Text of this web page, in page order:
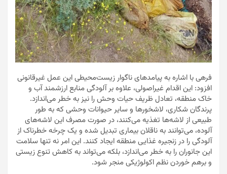
فرهی با اشاره به پیامدهای ناگوار زیست‌محیطی این عمل غیرقانونی
افزود: این اقدام غیراصولی، علاوه بر آلودگی منابع ارزشمند آب و
خاک منطقه، تعادل ظریف حیات وحش را نیز به خطر می‌اندازد.
پرندگان شکاری، لاشخورها و سایر حیوانات وحشی که به طور
طبیعی از لاشه‌ها تغذیه می‌کنند، در صورت مصرف این لاشه‌های
آلوده، می‌توانند به ناقلان بیماری تبدیل شده و یک چرخه خطرناک از
آلودگی را در زنجیره غذایی منطقه ایجاد کنند. این امر نه تنها سلامت
این جانوران را به خطر می‌اندازد، بلکه می‌تواند به کاهش تنوع زیستی
و برهم خوردن نظم اکولوژیکی منجر شود.